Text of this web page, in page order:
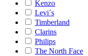
Kenzo
Levi´s
Timberland
Clarins
Philips
The North Face